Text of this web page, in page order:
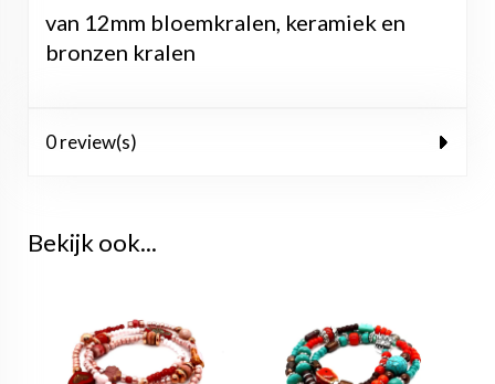
van 12mm bloemkralen, keramiek en
bronzen kralen
0 review(s)
Bekijk ook...